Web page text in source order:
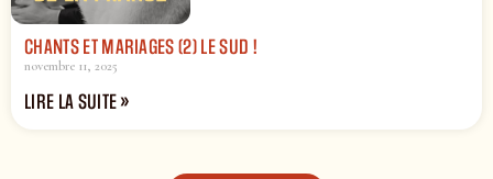
CHANTS ET MARIAGES (2) LE SUD !
novembre 11, 2025
LIRE LA SUITE »